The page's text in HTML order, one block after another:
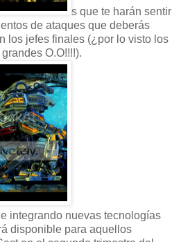
s que te harán sentir
de ataques que deberás
los jefes finales (¿por lo visto los
O.O!!!!).
integrando nuevas tecnologías
disponible para aquellos